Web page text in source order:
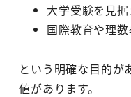
大学受験を見
国際教育や理
という明確な目的が
値があります。